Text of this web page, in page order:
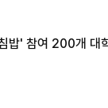
밥' 참여 200개 대